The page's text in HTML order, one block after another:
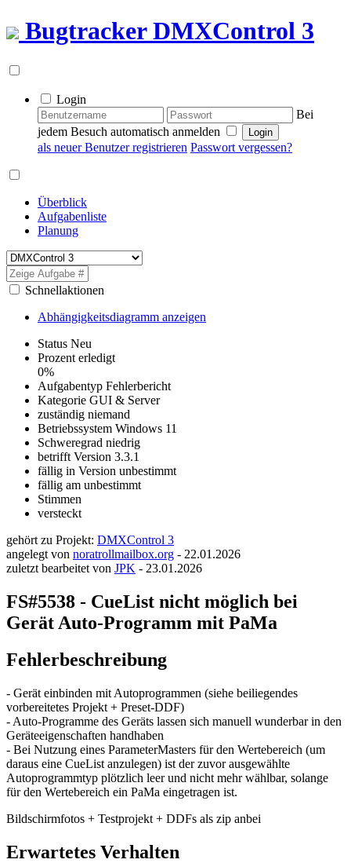
BugtrackerDMXControl 3
Login
Bei
jedem Besuch automatisch anmelden
als neuer Benutzer registrieren Passwort vergessen?
Überblick
Aufgabenliste
Planung
Schnellaktionen
Abhängigkeitsdiagramm anzeigen
Status Neu
Prozent erledigt
0%
Aufgabentyp Fehlerbericht
Kategorie GUI & Server
zuständig niemand
Betriebssystem Windows 11
Schweregrad niedrig
betrifft Version 3.3.1
fällig in Version unbestimmt
fällig am unbestimmt
Stimmen
versteckt
gehört zu Projekt: DMXControl 3
angelegt von noratrollmailbox.org - 22.01.2026
zuletzt bearbeitet von JPK - 23.01.2026
FS#5538 - CueList nicht möglich bei
Gerät Auto-Programm mit PaMa
Fehlerbeschreibung
- Gerät einbinden mit Autoprogrammen (siehe beiliegendes
vorbereitetes Projekt + Preset-DDF)
- Auto-Programme des Geräts lassen sich manuell wunderbar in den
Geräteeigenschaften handhaben
- Bei Nutzung eines ParameterMasters für den Wertebereich (um
daraus eine CueList anzulegen) ist der zuvor ausgewählte
Autoprogrammtyp plötzlich leer und nicht mehr wählbar, solange
für den Wertebereich ein PaMa eingetragen ist.
Bildschirmfotos + Testprojekt + DDFs als zip anbei
Erwartetes Verhalten